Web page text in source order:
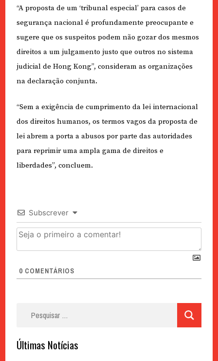
“A proposta de um ‘tribunal especial’ para casos de
segurança nacional é profundamente preocupante e
sugere que os suspeitos podem não gozar dos mesmos
direitos a um julgamento justo que outros no sistema
judicial de Hong Kong”, consideram as organizações
na declaração conjunta.
“Sem a exigência de cumprimento da lei internacional
dos direitos humanos, os termos vagos da proposta de
lei abrem a porta a abusos por parte das autoridades
para reprimir uma ampla gama de direitos e
liberdades”, concluem.
Subscrever
0 COMENTÁRIOS
Últimas Notícias